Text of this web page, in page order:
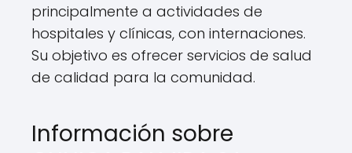
principalmente a actividades de
hospitales y clínicas, con internaciones.
Su objetivo es ofrecer servicios de salud
de calidad para la comunidad.
Información sobre